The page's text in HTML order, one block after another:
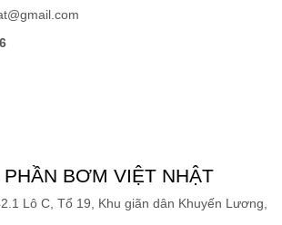
PHẦN BƠM VIỆT NHẬT
Lô C, Tổ 19, Khu giãn dân Khuyến Lương,